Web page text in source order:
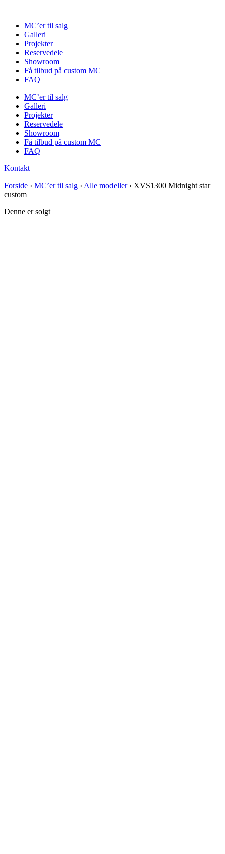
indholdMC’er til salg
Galleri
Projekter
Reservedele
Showroom
Få tilbud på custom MC
FAQ
MC’er til salg
Galleri
Projekter
Reservedele
Showroom
Få tilbud på custom MC
FAQ
Kontakt
Forside › MC’er til salg › Alle modeller› XVS1300 Midnight star
custom
Denne er solgt